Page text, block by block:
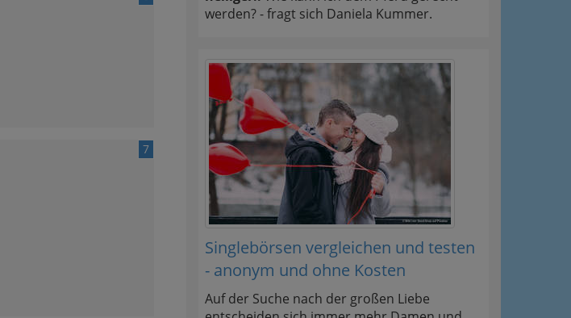
7
werden? - fragt sich Daniela Kummer.
Singlebörsen vergleichen und testen
- anonym und ohne Kosten
Auf der Suche nach der großen Liebe